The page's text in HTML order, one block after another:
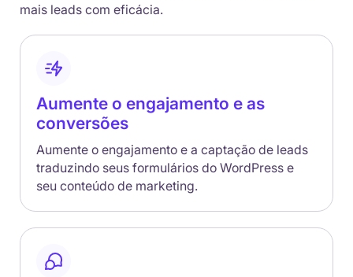
mais leads com eficácia.
Aumente o engajamento e as
conversões
Aumente o engajamento e a captação de leads
traduzindo seus formulários do WordPress e
seu conteúdo de marketing.